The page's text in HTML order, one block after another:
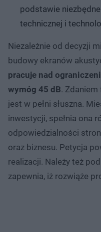
podstawie
technicznej i
Niezależnie od decyzji
budowy ekranów
pracuje nad
wymóg 45 dB.
jest w pełni słuszna.
inwestycji, spełnia ona
odpowiedzialności
oraz biznesu. Petycja
realizacji. Należy też
zapewnia, iż rozwiąże